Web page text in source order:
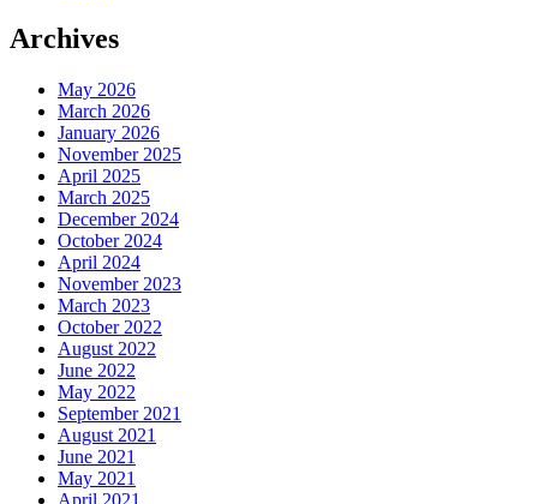
Archives
May 2026
March 2026
January 2026
November 2025
April 2025
March 2025
December 2024
October 2024
April 2024
November 2023
March 2023
October 2022
August 2022
June 2022
May 2022
September 2021
August 2021
June 2021
May 2021
April 2021